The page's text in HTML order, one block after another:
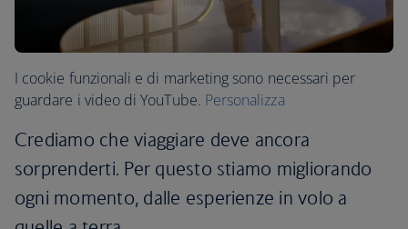
I cookie funzionali e di marketing sono necessari per
guardare i video di YouTube. Personalizza
Crediamo che viaggiare deve ancora
sorprenderti. Per questo stiamo migliorando
ogni momento, dalle esperienze in volo a